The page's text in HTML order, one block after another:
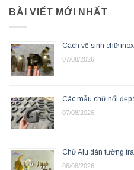
BÀI VIẾT MỚI NHẤT
Cách vệ sinh chữ
07/08/2026
Các mẫu chữ nổi đẹp
07/08/2026
Chữ Alu dán tường
06/08/2026